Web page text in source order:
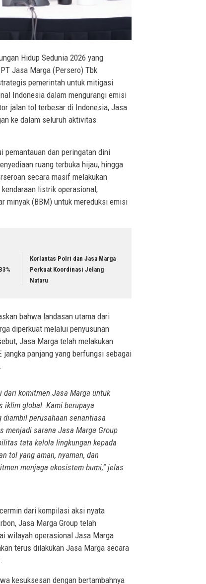
Hidup Sedunia 2026 yang
Jasa Marga (Persero) Tbk
pemerintah untuk mitigasi
Indonesia dalam mengurangi emisi
jalan tol terbesar di Indonesia, Jasa
ke dalam seluruh aktivitas
pemantauan dan peringatan dini
ruang terbuka hijau, hingga
secara masif melakukan
listrik operasional,
minyak (BBM) untuk mereduksi emisi
Korlantas Polri dan Jasa Marga
Perkuat Koordinasi Jelang
Nataru
bahwa landasan utama dari
diperkuat melalui penyusunan
Jasa Marga telah melakukan
panjang yang berfungsi sebagai
dari komitmen Jasa Marga untuk
iklim global. Kami berupaya
perusahaan senantiasa
menjadi sarana Jasa Marga Group
tata kelola lingkungan kepada
tol yang aman, nyaman, dan
menjaga ekosistem bumi,” jelas
dari kompilasi aksi nyata
Jasa Marga Group telah
wilayah operasional Jasa Marga
terus dilakukan Jasa Marga secara
kesuksesan dengan bertambahnya